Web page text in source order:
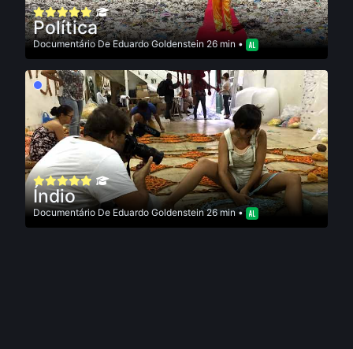
Política
DocumentárioDeEduardo Goldenstein26 min •
Índio
Documentário De Eduardo Goldenstein26 min •